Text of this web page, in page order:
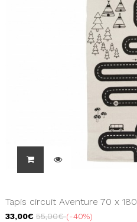
Tapis circuit Aventure 70 x 180
33,00€ 55,00€ -40%